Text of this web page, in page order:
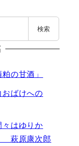
検索
の甘酒」
ばけへの
はゆりか
萩原康次郎